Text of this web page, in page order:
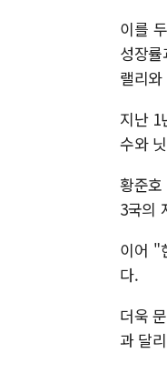
이를
성장
랠리
지난 1
수와
황준
3국의
이어 "
다.
더욱
과 달